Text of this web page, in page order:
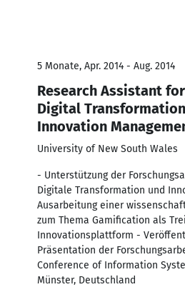
5 Monate, Apr. 2014 - Aug. 2014
Research Assistant for
Digital
Innovation
University of New South Wales
- Unterstützung der
Digitale Transformation und
Ausarbeitung einer
zum Thema Gamification als
Innovationsplattform -
Präsentation der
Conference of Information
Münster, Deutschland